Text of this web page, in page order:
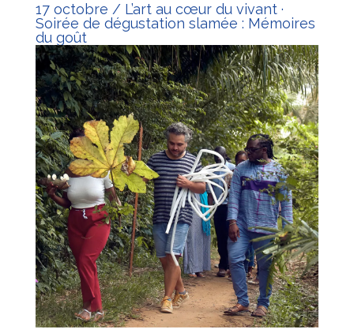
17 octobre / L’art au cœur du vivant ·
Soirée de dégustation slamée : Mémoires
du goût